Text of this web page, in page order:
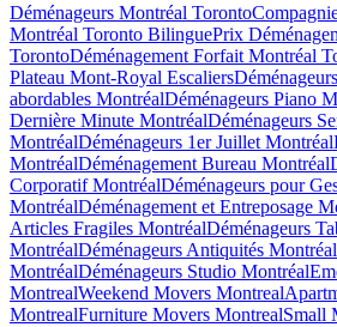
Déménageurs Montréal Toronto
Montréal Toronto BilinguePrix
TorontoDéménagement Forfait Montréal
Plateau Mont-Royal Escaliers
abordables MontréalDéménageurs Piano
Dernière Minute MontréalDéménageurs
MontréalDéménageurs 1er Juillet Montréal
MontréalDéménagement Bureau Montréal
Corporatif MontréalDéménageurs pour
MontréalDéménagement et Entreposage
Articles Fragiles MontréalDéménageurs
MontréalDéménageurs Antiquités Montréal
MontréalDéménageurs Studio Montréal
MontrealWeekend Movers Montreal
MontrealFurniture Movers MontrealSmall